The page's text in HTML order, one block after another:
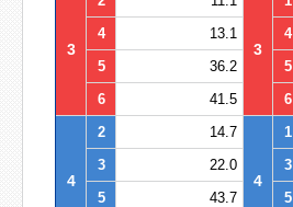
3 3
4
13.1 4
5
36.2 5
6
41.5 6
4
2 14.7
4
1
3
22.0 3
5
43.7 5